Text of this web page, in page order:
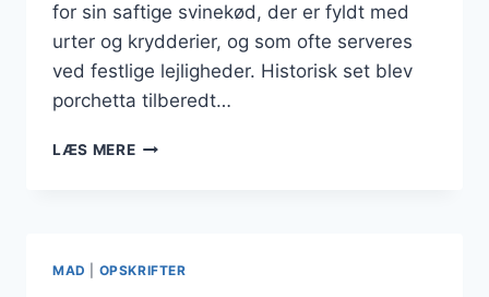
for sin saftige svinekød, der er fyldt med
urter og krydderier, og som ofte serveres
ved festlige lejligheder. Historisk set blev
porchetta tilberedt…
LÆS MEREPORCHETTA
MAD OPSKRIFTER